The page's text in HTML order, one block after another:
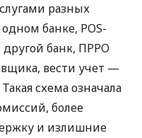
разных
банке, POS-
банк, ПРРО
вести учет —
схема означала
более
и излишние